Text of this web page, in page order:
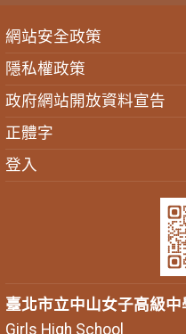
網站安全政策
隱私權政策
政府網站開放資料宣告
正體字
登入
臺北市立中山女子高級中
Girls High School